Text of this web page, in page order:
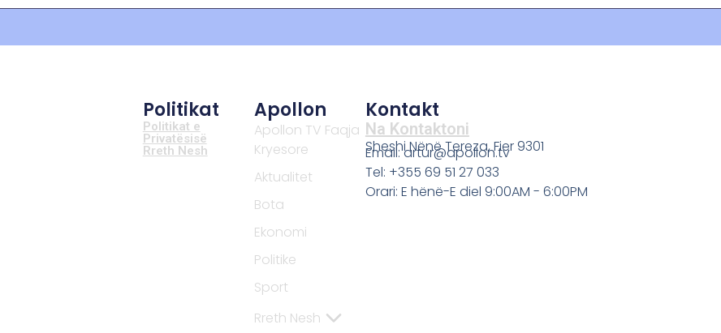
Politikat
Politikat e
Privatësisë
Rreth Nesh
Apollon
Apollon TV Faqja
Kryesore
Aktualitet
Bota
Ekonomi
Politike
Sport
Rreth Nesh
Kontakt
Na Kontaktoni
Sheshi Nënë Tereza, Fier 9301
Email: artur@apollon.tv
Tel: +355 69 51 27 033
Orari: E hënë-E diel 9:00AM - 6:00PM